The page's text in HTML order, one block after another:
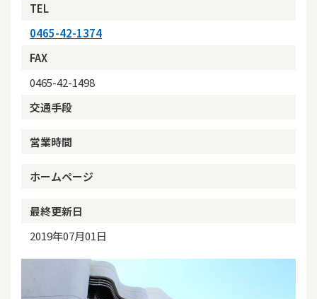
TEL
0465-42-1374
FAX
0465-42-1498
交通手段
営業時間
ホームページ
最終更新日
2019年07月01日